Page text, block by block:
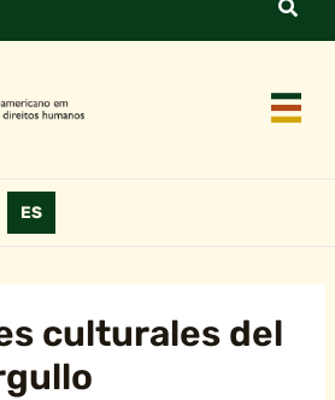
ES
culturales del